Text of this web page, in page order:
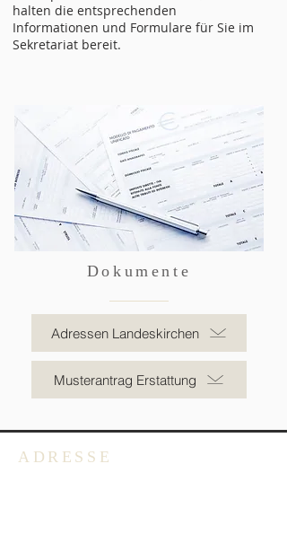
halten die entsprechenden
Informationen und Formulare für Sie im
Sekretariat bereit.
Dokumente
Adressen Landeskirchen
Musterantrag Erstattung
ADRESSE